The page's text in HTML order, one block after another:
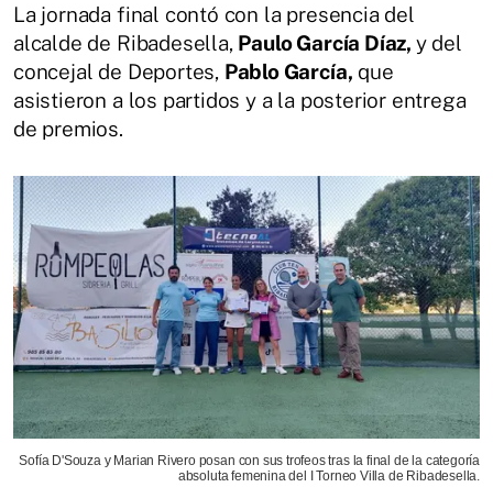
La jornada final contó con la presencia del
alcalde de Ribadesella, Paulo García Díaz, y del
concejal de Deportes, Pablo García, que
asistieron a los partidos y a la posterior entrega
de premios.
Sofía D'Souza y Marian Rivero posan con sus trofeos tras la final de la categoría
absoluta femenina del I Torneo Villa de Ribadesella.